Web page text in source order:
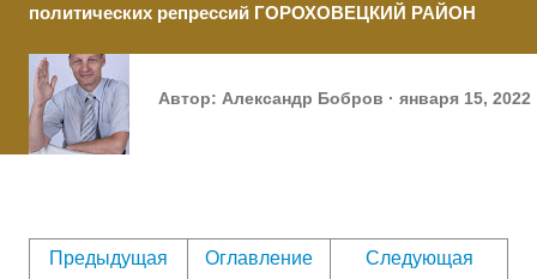
политических репрессий ГОРОХОВЕЦКИЙ РАЙОН
Автор: Александр Бобров января 15, 2022
Предыдущая
Оглавление
Следующая